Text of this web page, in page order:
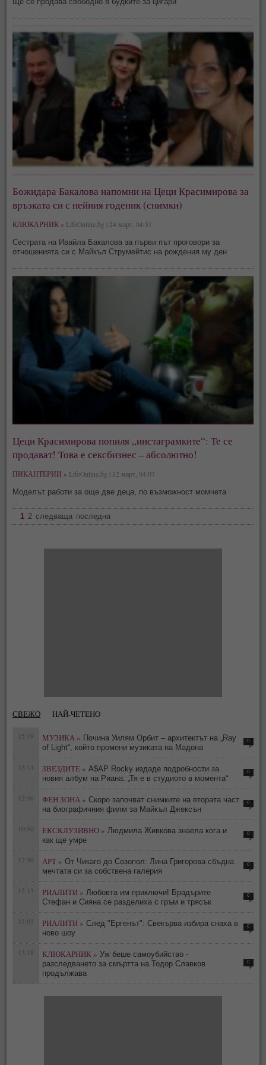
Божидара Бакалова напомни на Цеци Красимирова за
връзката си с нейния годеник (снимки)
КЛЮКАРНИК » LifeOnline.bg | 24 март, 04:31
Сестрата на Ивайла Бакалова за първи път проговори за
отношенията си с Майкъл Струмейтис на рождения му ден
Цеци Красимирова попиля „инстаграмките“: Те се
продават! Това е сексбизнес – абсолютно!
ПИКАНТЕРИИ » LifeOnline.bg | 12 март, 04:07
Моделът работи за още две деца, по възможност момчета
1 2 следваща последна
СВЕЖО НАЙ-ЧЕТЕНО
15:19 МУЗИКА » Почина Уилям Орбит – архитектът на „Ray
of Light“, който промени музиката на Мадона
0
13:14 ЗВЕЗДИТЕ » A$AP Rocky издаде подробности за
новия албум на Риана: „Тя е в студиото в момента“
0
12:56 ФЕН ЗОНА » Скоро започват снимките на втората част
на биографичния филм за Майкъл Джексън
0
10:50 ЕКСКЛУЗИВНО » Людмила Живкова знаела кога и
как ще умре
0
12:30 АРТ » От Чикаго до Созопол: Лина Григорова сбъдна
мечтата си за собствена галерия
0
12:13 РИАЛИТИ » Любовта им приключи! Брадърите
Стефан и Сияна се разделиха с гръм и трясък
0
12:03 РИАЛИТИ » След "Ергенът": Свекърва избира снаха в
ново шоу
0
13:18 КЛЮКАРНИК » Уж беше самоубийство -
разследването за смъртта на Тодор Славков
продължава
0